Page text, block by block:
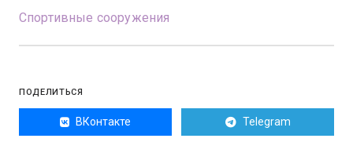
Спортивные сооружения
ПОДЕЛИТЬСЯ
ВКонтакте Telegram